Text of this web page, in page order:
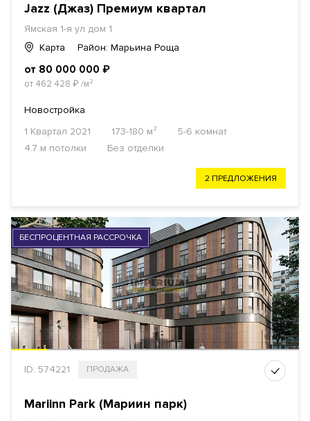
Jazz (Джаз) Премиум квартал
Ямская 1-я ул дом 1
Карта
Район: Марьина Роща
от 80 000 000 ₽
от 462 428 ₽/м²
Новостройка
1 Квартал 2021
173-180 м²
5-6 комнат
4.7 м потолки
Без отделки
2 ПРЕДЛОЖЕНИЯ
БЕСПРОЦЕНТНАЯ РАССРОЧКА
ID: 574221 ПРОДАЖА
Mariinn Park (Мариин парк)